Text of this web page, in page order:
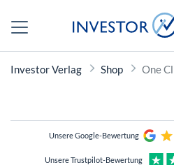
Investor Verlag Shop One
Unsere Google-Bewertung
Unsere Trustpilot-Bewertung